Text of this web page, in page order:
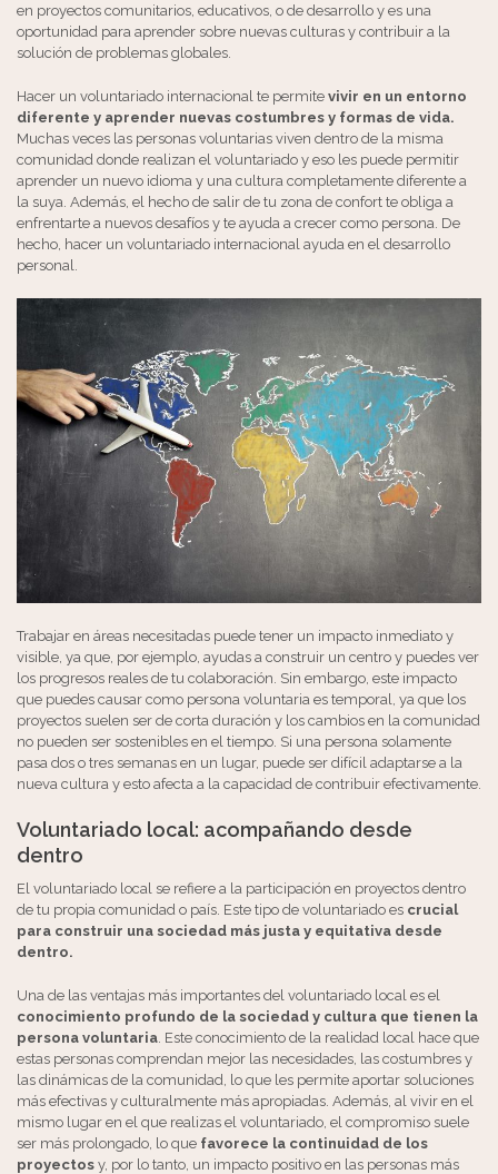
en proyectos comunitarios, educativos, o de desarrollo y es una
oportunidad para aprender sobre nuevas culturas y contribuir a la
solución de problemas globales.
Hacer un voluntariado internacional te permite vivir en un entorno
diferente y aprender nuevas costumbres y formas de vida.
Muchas veces las personas voluntarias viven dentro de la misma
comunidad donde realizan el voluntariado y eso les puede permitir
aprender un nuevo idioma y una cultura completamente diferente a
la suya. Además, el hecho de salir de tu zona de confort te obliga a
enfrentarte a nuevos desafíos y te ayuda a crecer como persona. De
hecho, hacer un voluntariado internacional ayuda en el desarrollo
personal.
Trabajar en áreas necesitadas puede tener un impacto inmediato y
visible, ya que, por ejemplo, ayudas a construir un centro y puedes ver
los progresos reales de tu colaboración. Sin embargo, este impacto
que puedes causar como persona voluntaria es temporal, ya que los
proyectos suelen ser de corta duración y los cambios en la comunidad
no pueden ser sostenibles en el tiempo. Si una persona solamente
pasa dos o tres semanas en un lugar, puede ser difícil adaptarse a la
nueva cultura y esto afecta a la capacidad de contribuir efectivamente.
Voluntariado local: acompañando desde
dentro
El voluntariado local se refiere a la participación en proyectos dentro
de tu propia comunidad o país. Este tipo de voluntariado es crucial
para construir una sociedad más justa y equitativa desde
dentro.
Una de las ventajas más importantes del voluntariado local es el
conocimiento profundo de la sociedad y cultura que tienen la
persona voluntaria . Este conocimiento de la realidad local hace que
estas personas comprendan mejor las necesidades, las costumbres y
las dinámicas de la comunidad, lo que les permite aportar soluciones
más efectivas y culturalmente más apropiadas. Además, al vivir en el
mismo lugar en el que realizas el voluntariado, el compromiso suele
ser más prolongado, lo que favorece la continuidad de los
proyectos y, por lo tanto, un impacto positivo en las personas más